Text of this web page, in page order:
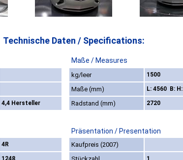
Technische Daten / Specifications:
Maße / Measures
kg/leer 1500
Maße (mm) L: 4560 B: H:
4,4 Hersteller Radstand (mm) 2720
Präsentation / Presentation
4R
Kaufpreis (2007)
1248 1